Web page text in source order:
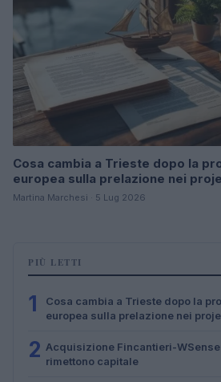
Cosa cambia a Trieste dopo la
europea sulla prelazione nei
Martina Marchesi · 5 Lug 2026
PIÙ LETTI
1
Cosa cambia a Trieste dopo la
europea sulla prelazione nei
2 Acquisizione Fincantieri-
rimettono capitale